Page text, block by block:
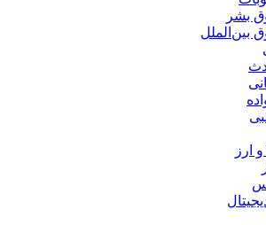
بشر
بین‌الملل
ارز